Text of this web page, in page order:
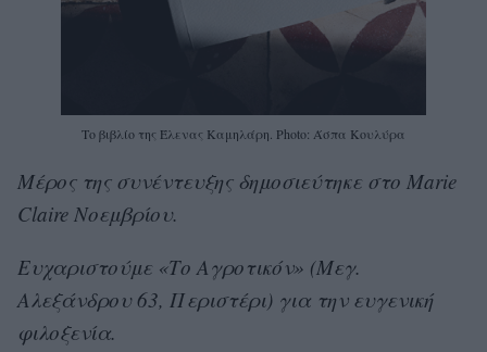
Το βιβλίο της Έλενας Καμηλάρη. Photo: Άσπα Κουλύρα
Μέρος της συνέντευξης δημοσιεύτηκε στο Marie
Claire Νοεμβρίου.
Ευχαριστούμε «Το Αγροτικόν» (Μεγ.
Αλεξάνδρου 63, Περιστέρι) για την ευγενική
φιλοξενία.